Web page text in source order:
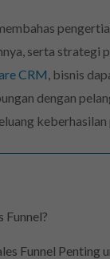
serta strategi
CRM, bisnis
dengan
keberhasilan
Funnel?
Funnel Penting